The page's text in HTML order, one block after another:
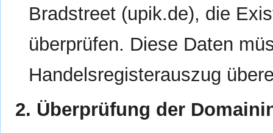
Bradstreet (upik.de), die
überprüfen. Diese Daten
Handelsregisterauszug
2. Überprüfung der